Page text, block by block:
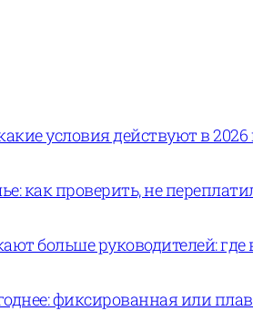
условия действуют в 2026
как проверить, не
больше руководителей:
фиксированная или